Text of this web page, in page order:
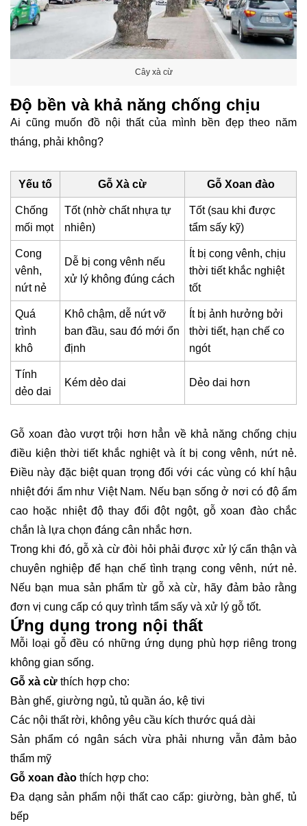
Cây xà cừ
Độ bền và khả năng chống chịu
Ai cũng muốn đồ nội thất của mình bền đẹp theo năm
tháng, phải không?
Yếu tố Gỗ Xà cừ Gỗ Xoan đào
Chống
mối mọt
Tốt (nhờ chất nhựa tự
nhiên)
Tốt (sau khi được
tẩm sấy kỹ)
Cong
vênh,
nứt nẻ
Dễ bị cong vênh nếu
xử lý không đúng cách
Ít bị cong vênh, chịu
thời tiết khắc nghiệt
tốt
Quá
trình
khô
Khô chậm, dễ nứt vỡ
ban đầu, sau đó mới ổn
định
Ít bị ảnh hưởng bởi
thời tiết, hạn chế co
ngót
Tính
dẻo dai
Kém dẻo dai Dẻo dai hơn
Gỗ xoan đào vượt trội hơn hẳn về khả năng chống chịu
điều kiện thời tiết khắc nghiệt và ít bị cong vênh, nứt nẻ.
Điều này đặc biệt quan trọng đối với các vùng có khí hậu
nhiệt đới ẩm như Việt Nam. Nếu bạn sống ở nơi có độ ẩm
cao hoặc nhiệt độ thay đổi đột ngột, gỗ xoan đào chắc
chắn là lựa chọn đáng cân nhắc hơn.
Trong khi đó, gỗ xà cừ đòi hỏi phải được xử lý cẩn thận và
chuyên nghiệp để hạn chế tình trạng cong vênh, nứt nẻ.
Nếu bạn mua sản phẩm từ gỗ xà cừ, hãy đảm bảo rằng
đơn vị cung cấp có quy trình tẩm sấy và xử lý gỗ tốt.
Ứng dụng trong nội thất
Mỗi loại gỗ đều có những ứng dụng phù hợp riêng trong
không gian sống.
Gỗ xà cừ thích hợp cho:
Bàn ghế, giường ngủ, tủ quần áo, kệ tivi
Các nội thất rời, không yêu cầu kích thước quá dài
Sản phẩm có ngân sách vừa phải nhưng vẫn đảm bảo
thẩm mỹ
Gỗ xoan đào thích hợp cho:
Đa dạng sản phẩm nội thất cao cấp: giường, bàn ghế, tủ
bếp